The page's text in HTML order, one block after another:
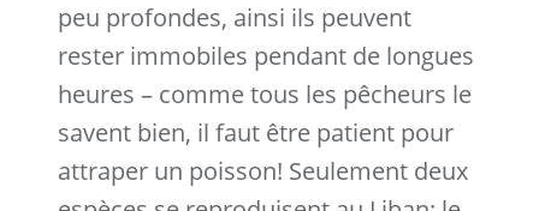
peu profondes, ainsi ils peuvent
rester immobiles pendant de longues
heures – comme tous les pêcheurs le
savent bien, il faut être patient pour
attraper un poisson! Seulement deux